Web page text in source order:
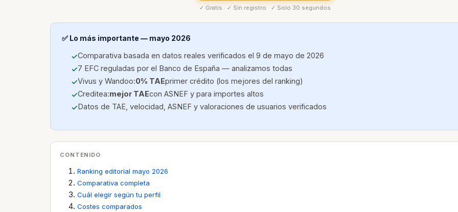
✓ Gratis · ✓ Sin registro · ✓ Solo 30 segundos
✅ Lo más importante — mayo 2026
Comparativa basada en datos reales verificados el 9 de mayo de 2026
7 EFC reguladas por el Banco de España — analizamos todas
Vivus y Wandoo:0% TAEprimer crédito (los mejores del ranking)
Creditea:mejor TAEcon ASNEF y para importes altos
Datos de TAE, velocidad, ASNEF y valoraciones de usuarios verificados
CONTENIDO
Ranking editorial mayo 2026
Comparativa completa
Cuál elegir según tu perfil
Costes comparados